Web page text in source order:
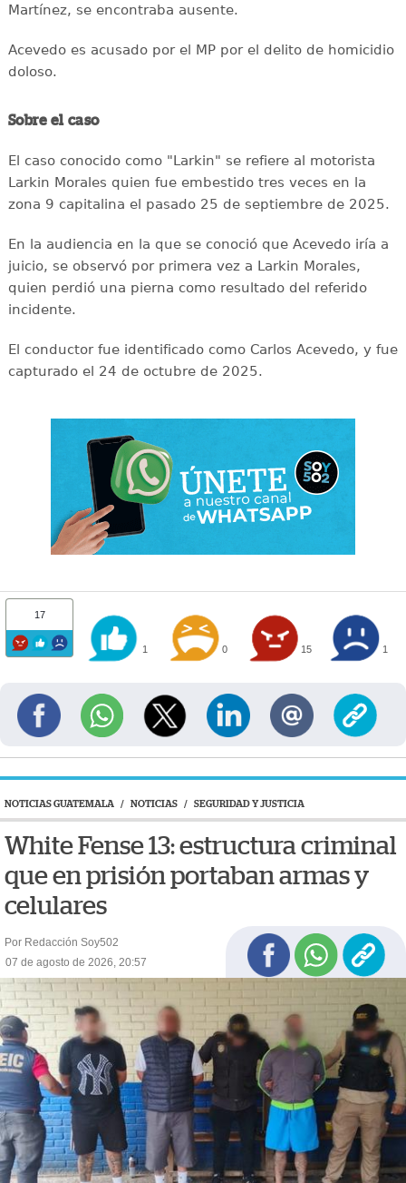
Martínez, se encontraba ausente.
Acevedo es acusado por el MP por el delito de homicidio
doloso.
Sobre el caso
El caso conocido como "Larkin" se refiere al motorista
Larkin Morales quien fue embestido tres veces en la
zona 9 capitalina el pasado 25 de septiembre de 2025.
En la audiencia en la que se conoció que Acevedo iría a
juicio, se observó por primera vez a Larkin Morales,
quien perdió una pierna como resultado del referido
incidente.
El conductor fue identificado como Carlos Acevedo, y fue
capturado el 24 de octubre de 2025.
17
1 0 15 1
NOTICIAS GUATEMALA / NOTICIAS / SEGURIDAD Y JUSTICIA
White Fense 13: estructura criminal
que en prisión portaban armas y
celulares
Por Redacción Soy502
07 de agosto de 2026, 20:57